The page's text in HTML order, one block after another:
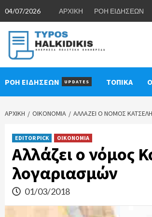
content
04/07/2026 ΑΡΧΙΚΗ ΡΟΗ ΕΙΔΗΣΕΩΝ
ΡΟΗ ΕΙΔΗΣΕΩΝ UPDATES ΤΟΠΙΚΑ
ΑΡΧΙΚΉ ΟΙΚΟΝΟΜΙΑ ΑΛΛΆΖΕΙ Ο ΝΌΜΟΣ
EDITOR PICK ΟΙΚΟΝΟΜΙΑ
Αλλάζει ο νόμος
λογαριασμών
01/03/2018